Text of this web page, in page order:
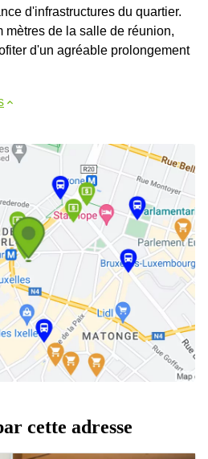
d'infrastructures du quartier.
mètres de la salle de réunion,
d'un agréable prolongement
cette adresse